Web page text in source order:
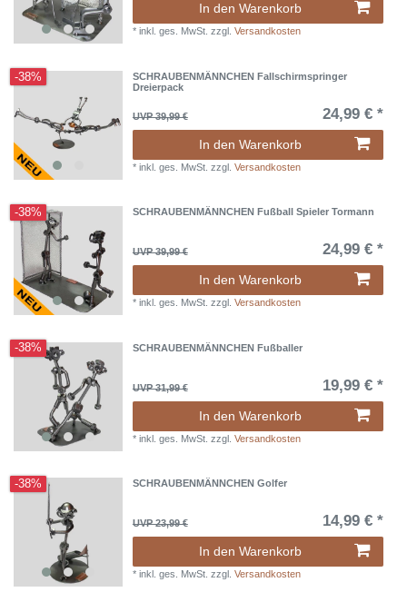
In den Warenkorb
* inkl. ges. MwSt. zzgl. Versandkosten
-38%
SCHRAUBENMÄNNCHEN Fallschirmspringer
Dreierpack
UVP 39,99 € 24,99 € *
In den Warenkorb
* inkl. ges. MwSt. zzgl. Versandkosten
-38% SCHRAUBENMÄNNCHEN Fußball Spieler Tormann
UVP 39,99 € 24,99 € *
In den Warenkorb
* inkl. ges. MwSt. zzgl. Versandkosten
-38% SCHRAUBENMÄNNCHEN Fußballer
UVP 31,99 € 19,99 € *
In den Warenkorb
* inkl. ges. MwSt. zzgl. Versandkosten
-38% SCHRAUBENMÄNNCHEN Golfer
UVP 23,99 € 14,99 € *
In den Warenkorb
* inkl. ges. MwSt. zzgl. Versandkosten